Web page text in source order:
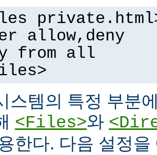
allow,deny
from all
스템의 특정 부분
<Files>와
한다. 다음 설정을